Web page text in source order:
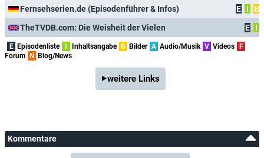
Fernsehserien.de (Episodenführer & Infos) E I
B
TheTVDB.com: Die Weisheit der Vielen
E I
E Episodenliste Inhaltsangabe B Bilder A Audio/Musik V Videos
F
Forum
N Blog/News
weitere Links
Kommentare